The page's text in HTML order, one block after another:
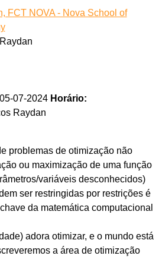
FCT NOVA - Nova School of
07-2024 Horário:
Raydan
problemas de otimização não
ou maximização de uma função
variáveis desconhecidos)
ser restringidas por restrições é
da matemática computacional
adora otimizar, e o mundo está
a área de otimização